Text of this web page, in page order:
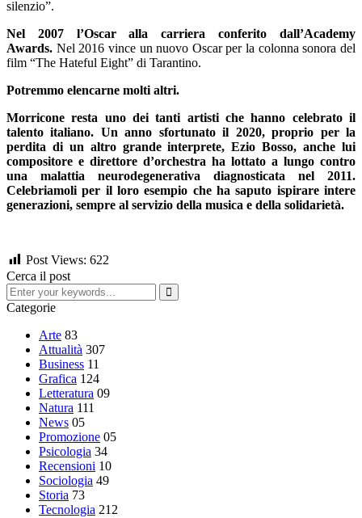
silenzio”.
Nel 2007 l’Oscar alla carriera conferito dall’Academy
Awards. Nel 2016 vince un nuovo Oscar per la colonna sonora del
film “The Hateful Eight” di Tarantino.
Potremmo elencarne molti altri.
Morricone resta uno dei tanti artisti che hanno celebrato il
talento italiano. Un anno sfortunato il 2020, proprio per la
perdita di un altro grande interprete, Ezio Bosso, anche lui
compositore e direttore d’orchestra ha lottato a lungo contro
una malattia neurodegenerativa diagnosticata nel 2011.
Celebriamoli per il loro esempio che ha saputo ispirare intere
generazioni, sempre al servizio della musica e della solidarietà.
Post Views: 622
Cerca il post
Categorie
Arte 83
Attualità 307
Business 11
Grafica 124
Letteratura 09
Natura 111
News 05
Promozione 05
Psicologia 34
Recensioni 10
Sociologia 49
Storia 73
Tecnologia 212